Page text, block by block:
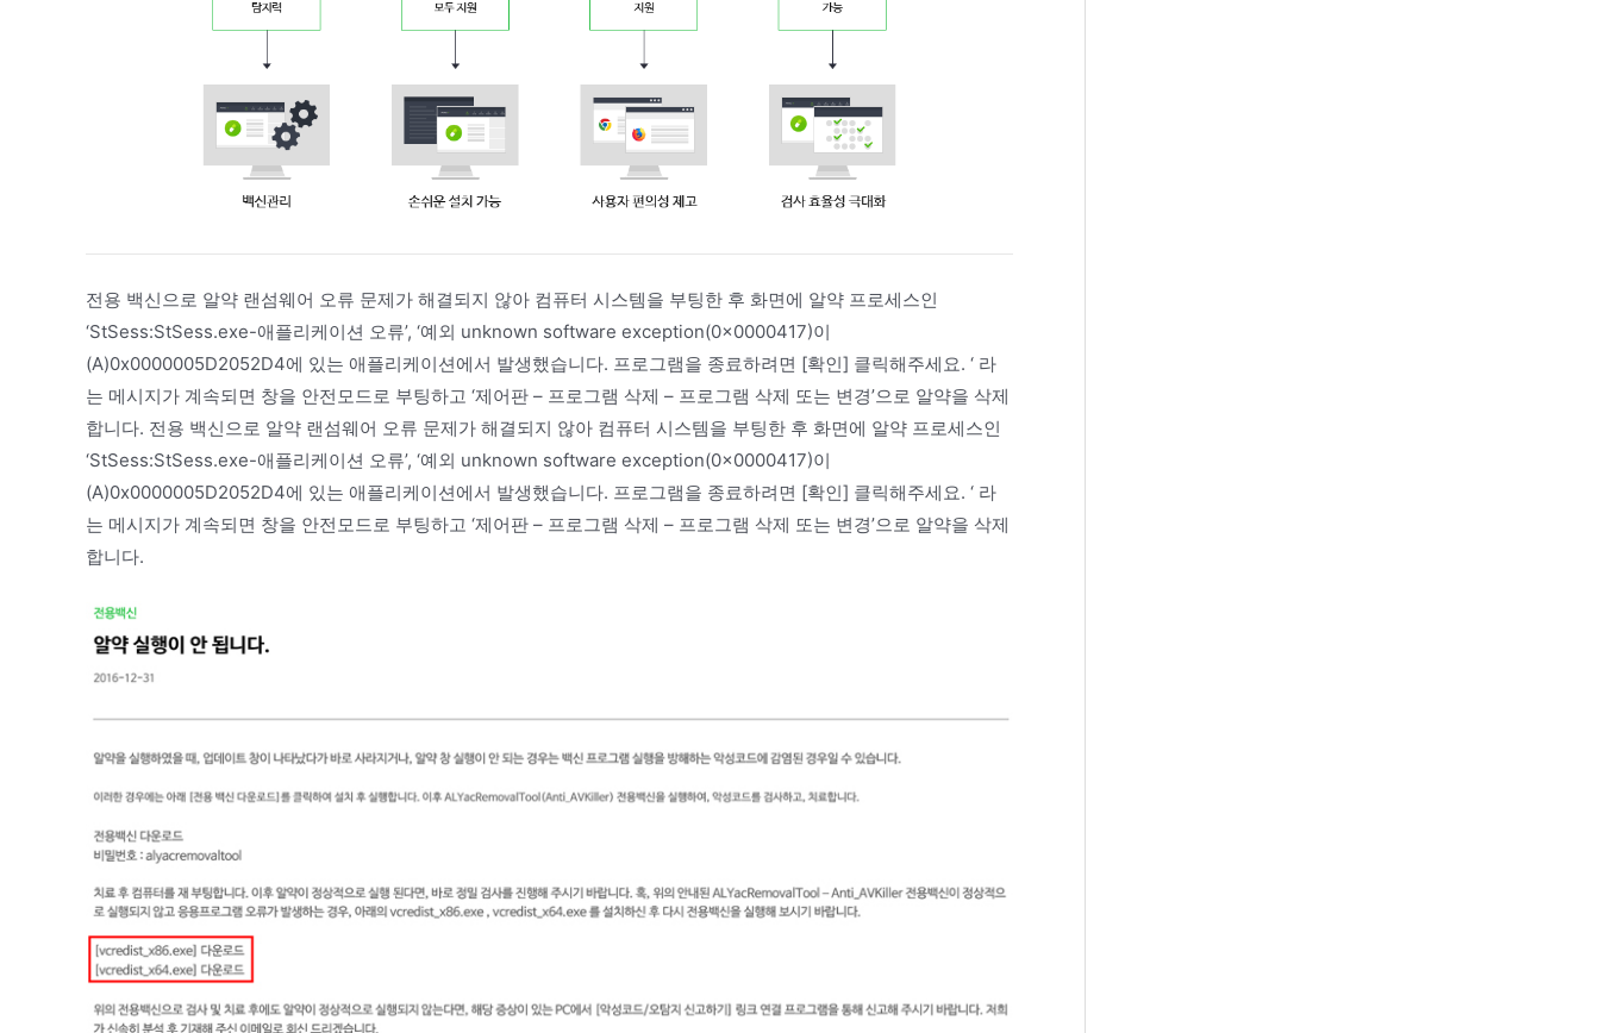
전용 백신으로 알약 랜섬웨어 오류 문제가 해결되지 않아 컴퓨터 시스템을 부팅한 후 화면에 알약 프로세스인
‘StSess:StSess.exe-애플리케이션 오류’, ‘예외 unknown software exception(0x0000417)이
(A)0x0000005D2052D4에 있는 애플리케이션에서 발생했습니다. 프로그램을 종료하려면 [확인] 클릭해주세요. ‘ 라
는 메시지가 계속되면 창을 안전모드로 부팅하고 ‘제어판 – 프로그램 삭제 – 프로그램 삭제 또는 변경’으로 알약을 삭제
합니다. 전용 백신으로 알약 랜섬웨어 오류 문제가 해결되지 않아 컴퓨터 시스템을 부팅한 후 화면에 알약 프로세스인
‘StSess:StSess.exe-애플리케이션 오류’, ‘예외 unknown software exception(0x0000417)이
(A)0x0000005D2052D4에 있는 애플리케이션에서 발생했습니다. 프로그램을 종료하려면 [확인] 클릭해주세요. ‘ 라
는 메시지가 계속되면 창을 안전모드로 부팅하고 ‘제어판 – 프로그램 삭제 – 프로그램 삭제 또는 변경’으로 알약을 삭제
합니다.